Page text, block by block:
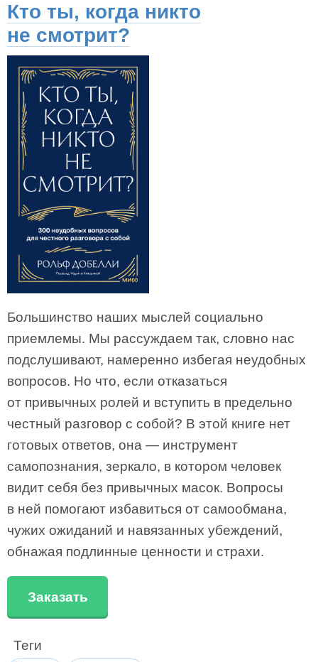
Кто ты, когда никто
не смотрит?
Большинство наших мыслей социально
приемлемы. Мы рассуждаем так, словно нас
подслушивают, намеренно избегая неудобных
вопросов. Но что, если отказаться
от привычных ролей и вступить в предельно
честный разговор с собой? В этой книге нет
готовых ответов, она — инструмент
самопознания, зеркало, в котором человек
видит себя без привычных масок. Вопросы
в ней помогают избавиться от самообмана,
чужих ожиданий и навязанных убеждений,
обнажая подлинные ценности и страхи.
Заказать
Теги